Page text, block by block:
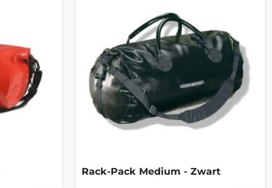
Rack-Pack Medium - Zwart